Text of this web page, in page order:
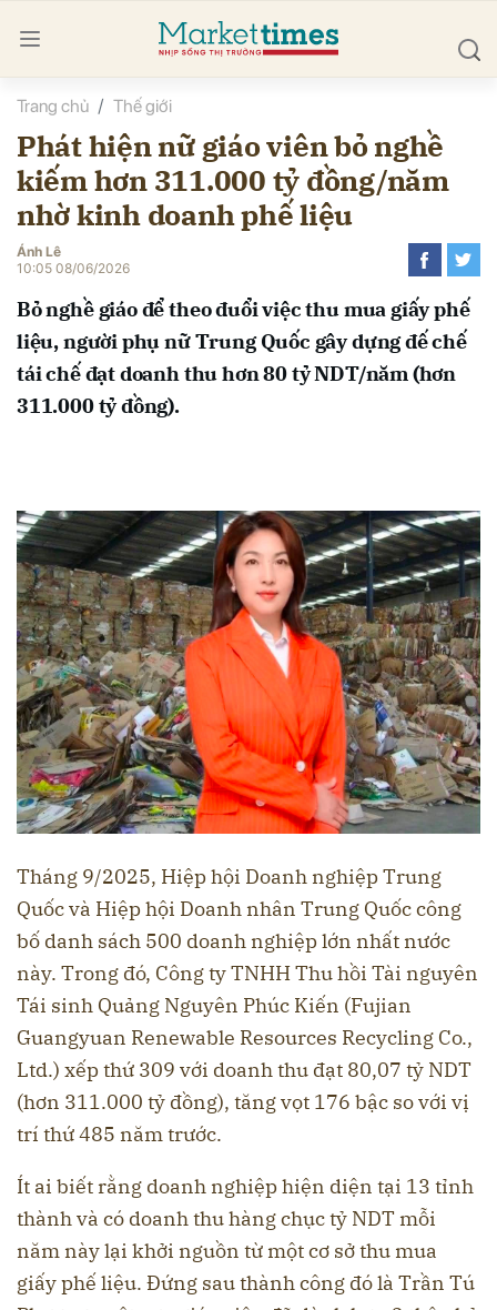
Trang chủ Thế giới
Phát hiện nữ giáo viên bỏ nghề
kiếm hơn 311.000 tỷ đồng/năm
nhờ kinh doanh phế liệu
Ánh Lê
10:05 08/06/2026
Bỏ nghề giáo để theo đuổi việc thu mua giấy phế
liệu, người phụ nữ Trung Quốc gây dựng đế chế
tái chế đạt doanh thu hơn 80 tỷ NDT/năm (hơn
311.000 tỷ đồng).
Tháng 9/2025, Hiệp hội Doanh nghiệp Trung
Quốc và Hiệp hội Doanh nhân Trung Quốc công
bố danh sách 500 doanh nghiệp lớn nhất nước
này. Trong đó, Công ty TNHH Thu hồi Tài nguyên
Tái sinh Quảng Nguyên Phúc Kiến (Fujian
Guangyuan Renewable Resources Recycling Co.,
Ltd.) xếp thứ 309 với doanh thu đạt 80,07 tỷ NDT
(hơn 311.000 tỷ đồng), tăng vọt 176 bậc so với vị
trí thứ 485 năm trước.
Ít ai biết rằng doanh nghiệp hiện diện tại 13 tỉnh
thành và có doanh thu hàng chục tỷ NDT mỗi
năm này lại khởi nguồn từ một cơ sở thu mua
giấy phế liệu. Đứng sau thành công đó là Trần Tú
luận